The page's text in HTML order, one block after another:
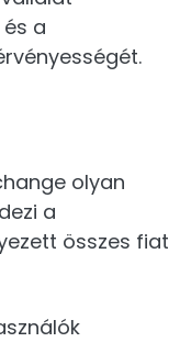
a
olyan
a
összes fiat